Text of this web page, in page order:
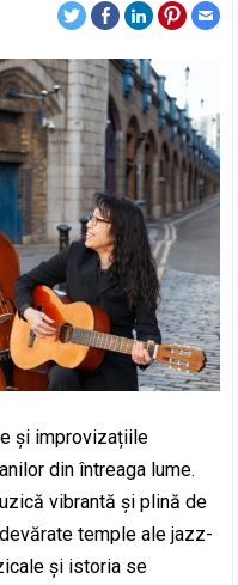
și improvizațiile
din întreaga lume.
vibrantă și plină de
temple ale jazz-
și istoria se